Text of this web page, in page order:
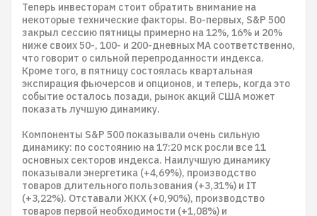
Теперь инвесторам стоит обратить внимание на
некоторые технические факторы. Во-первых, S&P 500
закрыл сессию пятницы примерно на 12%, 16% и 20%
ниже своих 50-, 100- и 200-дневных МА соответственно,
что говорит о сильной перепроданности индекса.
Кроме того, в пятницу состоялась квартальная
экспирация фьючерсов и опционов, и теперь, когда это
событие осталось позади, рынок акций США может
показать лучшую динамику.
Компоненты S&P 500 показывали очень сильную
динамику: по состоянию на 17:20 мск росли все 11
основных секторов индекса. Наилучшую динамику
показывали энергетика (+4,69%), производство
товаров длительного пользования (+3,31%) и IT
(+3,22%). Отставали ЖКХ (+0,90%), производство
товаров первой необходимости (+1,08%) и